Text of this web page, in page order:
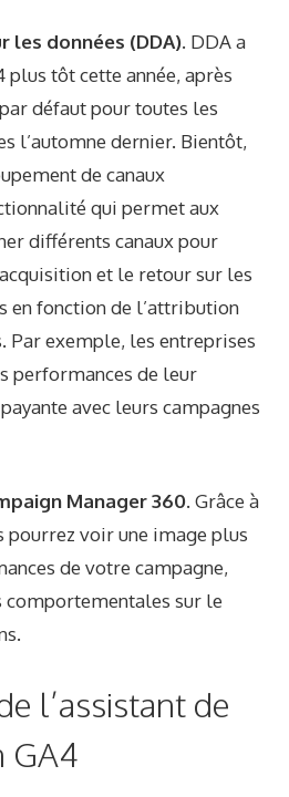
données (DDA). DDA a
plus tôt cette année, après
défaut pour toutes les
l’automne dernier. Bientôt,
de canaux
qui permet aux
différents canaux pour
et le retour sur les
en fonction de l’attribution
Par exemple, les entreprises
performances de leur
avec leurs campagnes
Manager 360. Grâce à
pourrez voir une image plus
de votre campagne,
comportementales sur le
l’assistant de
GA4